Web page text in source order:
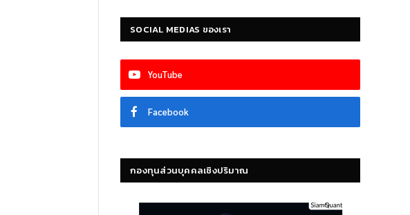
SOCIAL MEDIAS ของเรา
YouTube
Facebook
กองทุนส่วนบุคคลเชิงปริมาณ